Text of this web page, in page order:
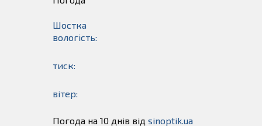
Шостка
вологість:
тиск:
вітер:
Погода на 10 днів від sinoptik.ua